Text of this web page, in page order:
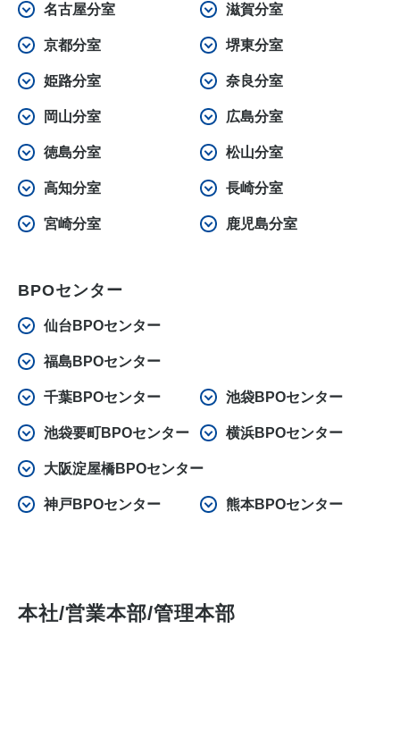
名古屋分室 滋賀分室
京都分室 堺東分室
姫路分室 奈良分室
岡山分室 広島分室
徳島分室 松山分室
高知分室 長崎分室
宮崎分室 鹿児島分室
BPOセンター
仙台BPOセンター
福島BPOセンター
千葉BPOセンター 池袋BPOセンター
池袋要町BPOセンター 横浜BPOセンター
大阪淀屋橋BPOセンター
神戸BPOセンター 熊本BPOセンター
本社/営業本部/管理本部